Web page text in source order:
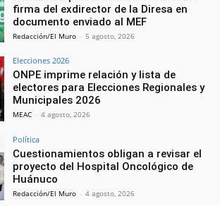
firma del exdirector de la Diresa en
documento enviado al MEF
Redacción/El Muro - 5 agosto, 2026
Elecciones 2026
ONPE imprime relación y lista de
electores para Elecciones Regionales y
Municipales 2026
MEAC - 4 agosto, 2026
Política
Cuestionamientos obligan a revisar el
proyecto del Hospital Oncológico de
Huánuco
Redacción/El Muro - 4 agosto, 2026